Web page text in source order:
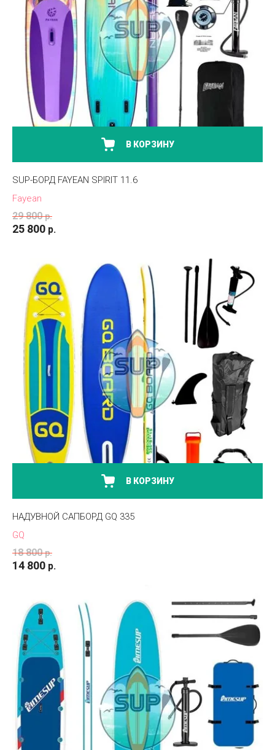
В КОРЗИНУ
SUP-БОРД FAYEAN SPIRIT 11.6
Fayean
29 800 р.
25 800 р.
В КОРЗИНУ
НАДУВНОЙ CАПБОРД GQ 335
GQ
18 800 р.
14 800 р.